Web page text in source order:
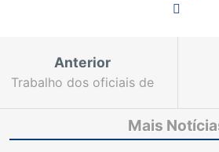
Anterior
Trabalho dos oficiais de
extraordinário é
essencial para garantir
Mais